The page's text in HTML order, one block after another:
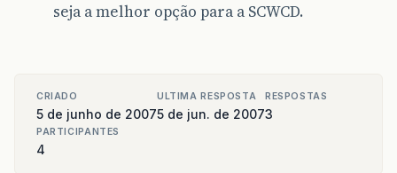
seja a melhor opção para a SCWCD.
CRIADO
5 de junho de 2007
ULTIMA RESPOSTA
5 de jun. de 2007
RESPOSTAS
3
PARTICIPANTES
4